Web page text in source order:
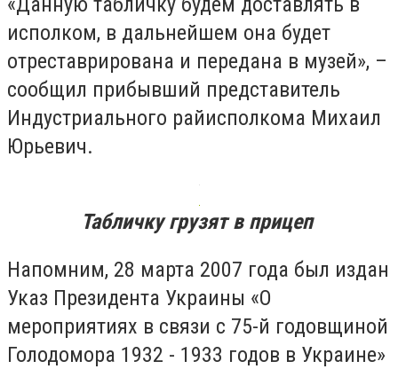
исполком, в дальнейшем она будет
отреставрирована и передана в музей», –
сообщил прибывший представитель
Индустриального райисполкома Михаил
Юрьевич.
Табличку грузят в прицеп
Напомним, 28 марта 2007 года был издан
Указ Президента Украины «О
мероприятиях в связи с 75-й годовщиной
Голодомора 1932 - 1933 годов в Украине»